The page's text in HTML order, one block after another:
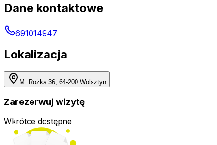
Dane kontaktowe
691014947
Lokalizacja
M. Rożka 36, 64-200 Wolsztyn
Zarezerwuj wizytę
Wkrótce dostępne